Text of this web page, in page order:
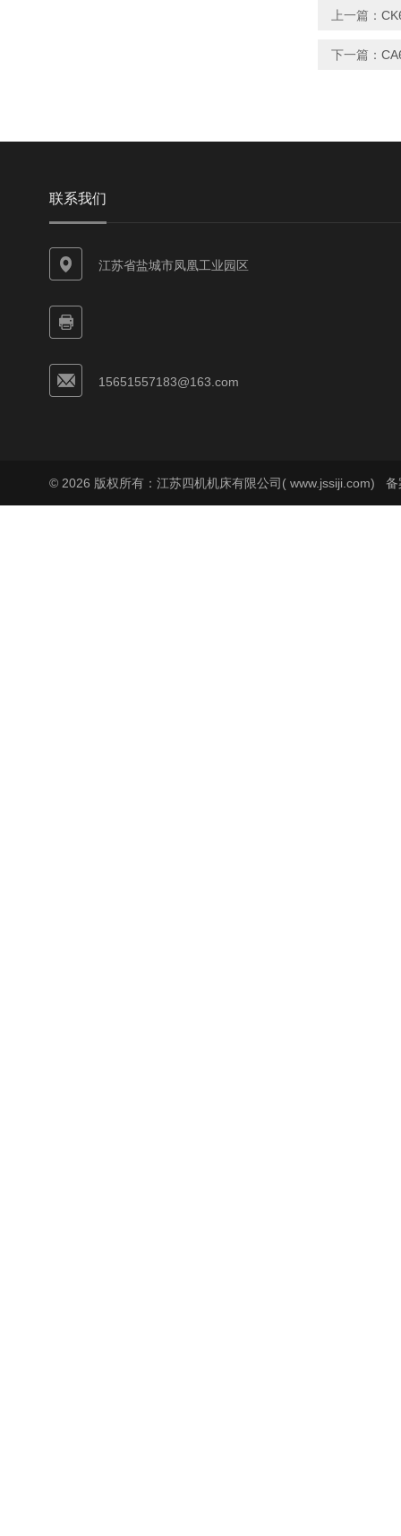
上一篇：
下一篇：
联系我们
江苏省盐城市凤凰工业园区
15651557183@163.com
© 2026 版权所有：江苏四机机床有限公司( www.jssiji.com) 备